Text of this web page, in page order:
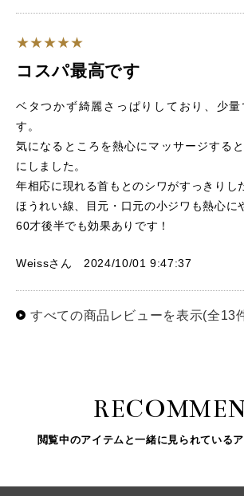
コスパ最高です
ベタつかず綺麗さっぱりしており、少
す。
気になるところを熱心にマッサージする
にしました。
年相応に現れる首もとのシワがすっきりし
ほうれい線、目元・口元の小ジワも熱心に
60才後半でも効果ありです！
Weissさん 2024/10/01 9:47:37
すべての商品レビューを表示(全13
閲覧中のアイテムと一緒に見られている